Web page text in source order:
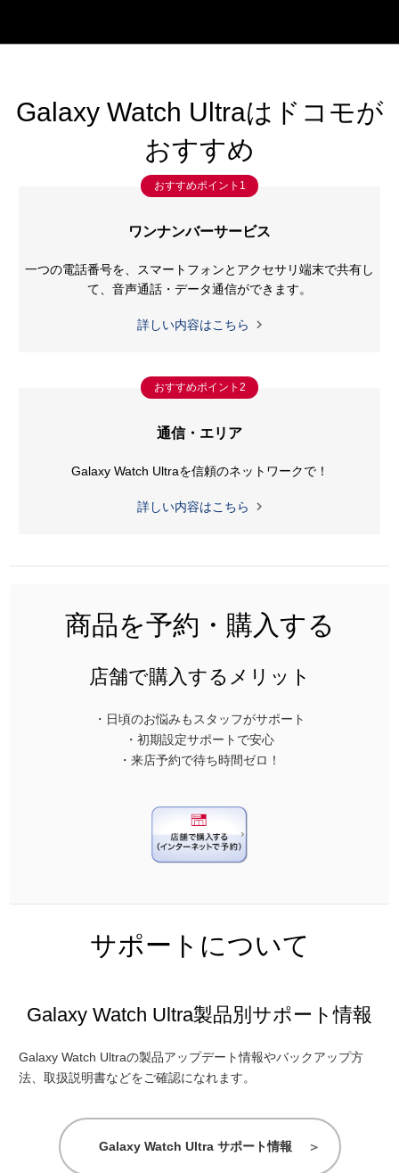
Galaxy Watch Ultraはドコモが
おすすめ
おすすめポイント1
ワンナンバーサービス
一つの電話番号を、スマートフォンとアクセサリ端末で共有し
て、 音声通話・データ通信ができます。
詳しい内容はこちら 
おすすめポイント2
通信・エリア
Galaxy Watch Ultraを信頼のネットワークで！
詳しい内容はこちら 
商品を予約・購入する
店舗で購入するメリット
・日頃のお悩みもスタッフがサポート
・初期設定サポートで安心
・来店予約で待ち時間ゼロ！
サポートについて
Galaxy Watch Ultra製品別サポート情報
Galaxy Watch Ultraの製品アップデート情報やバックアップ方
法、取扱説明書などをご確認になれます。
Galaxy Watch Ultra サポート情報